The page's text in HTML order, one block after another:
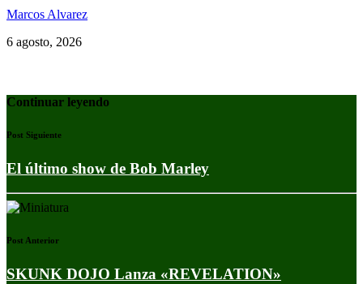
Marcos Alvarez
6 agosto, 2026
Continuar leyendo
Post Siguiente
El último show de Bob Marley
Post Anterior
SKUNK DOJO Lanza «REVELATION»